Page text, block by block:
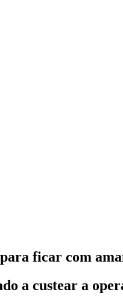
ficar com
a custear a